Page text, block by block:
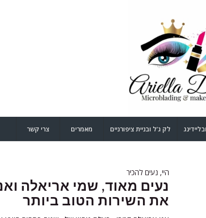
צרי קשר מאמרים לק ג’ל ובניית ציפורניים
היי, נעים להכיר
נעים מאוד, שמי אריאלה
את השירות הטוב ביותר